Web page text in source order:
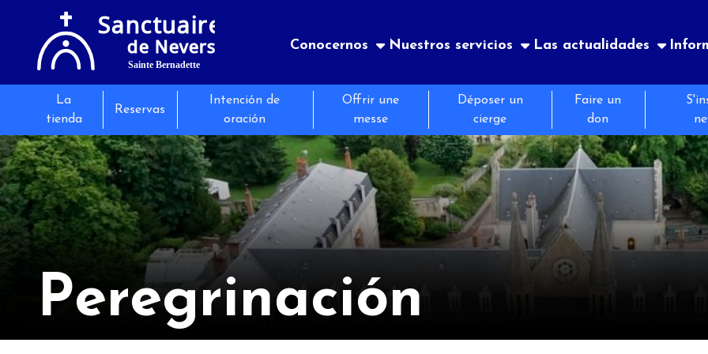
Conocernos
Informaciones prácticas
Nuestros servicios
Restauración Ejercicios espirituales
Las actualidades
Las actualidades
La
tienda
Reservas
Intención de
oración
Offrir une
messe
Déposer un
cierge
Faire un
don
Peregrinación